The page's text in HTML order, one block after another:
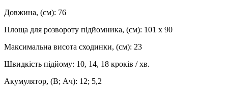
Довжина, (см): 76
Площа для розвороту підйомника, (см): 101 х 90
Максимальна висота сходинки, (см): 23
Швидкість підйому: 10, 14, 18 кроків / хв.
Акумулятор, (В; Ач): 12; 5,2